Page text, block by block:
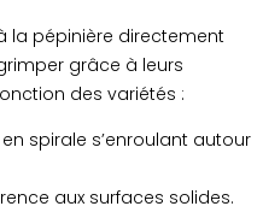
la pépinière directement
grâce à leurs
des variétés :
spirale s’enroulant autour
aux surfaces solides.